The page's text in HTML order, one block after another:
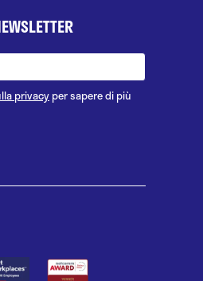
privacy per sapere di più